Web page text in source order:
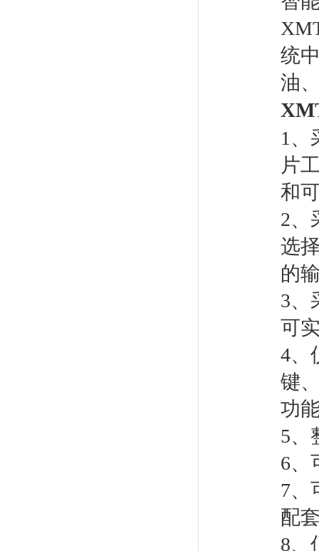
统
油
1、
片
和
2、
选
的
3、
可
4、
键
功
5、
6、
7、
配
8、